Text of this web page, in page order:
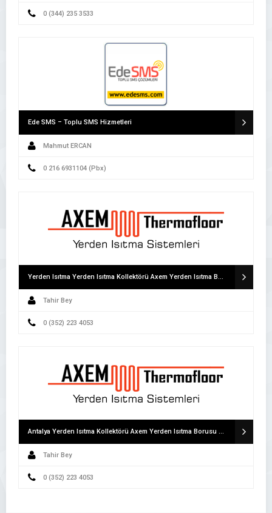
0 (344) 235 3533
Ede SMS – Toplu SMS Hizmetleri
Mahmut ERCAN
0 216 6931104 (Pbx)
Yerden Isıtma Yerden Isıtma Kollektörü Axem Yerden Isıtma Borusu Yerden Isıtma Straforu
Tahir Bey
0 (352) 223 4053
Antalya Yerden Isıtma Kollektörü Axem Yerden Isıtma Borusu Yerden Isıtma Straforu
Tahir Bey
0 (352) 223 4053